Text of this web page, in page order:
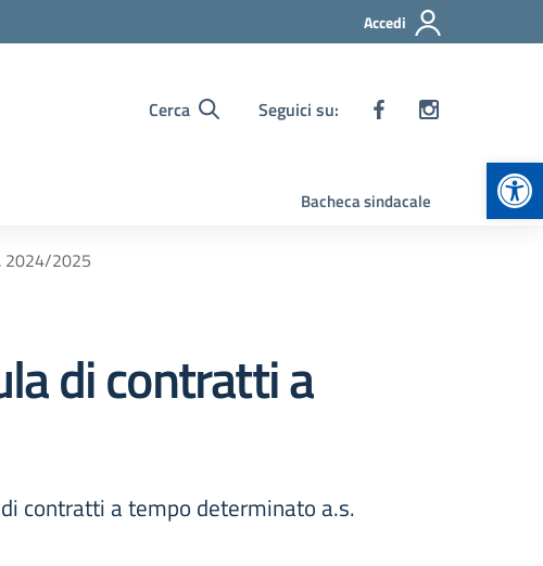
Accedi
Cerca Seguici su:
Bacheca sindacale
2024/2025
di contratti a
contratti a tempo determinato a.s.